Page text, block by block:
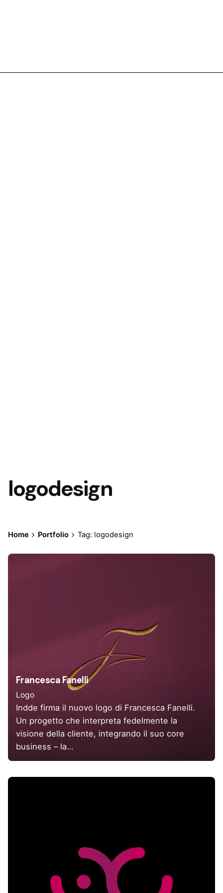
logodesign
Home Portfolio Tag: logodesign
Francesca Fanelli
Logo
Indde firma il nuovo logo di Francesca Fanelli.
Un progetto che interpreta fedelmente la
visione della cliente, integrando il suo core
business – la…